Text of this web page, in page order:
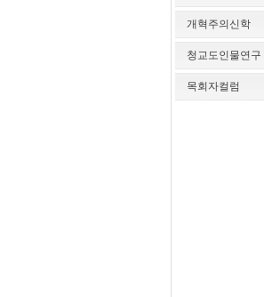
개혁주의신학
청교도인물연구
목회자컬럼